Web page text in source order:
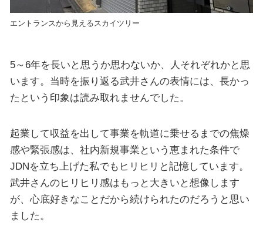
エントランスから見えるスカイツリー
5～6年を長いと思うか思わないか、人それぞれかと思
います。当時を振り返る武井さんの表情には、長かっ
たという印象は読み取れませんでした。
起業して収益を出して事業を軌道に乗せるまでの焦燥
感や緊張感は、社内新規事業という恵まれた条件で
JDNを立ち上げた私でもヒリヒリと記憶しています。
武井さんのヒリヒリ感はもっと大きいと想像します
が、心底好きなことだから続けられたのだろうと思い
ました。